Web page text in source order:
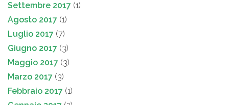
Settembre 2017 (1)
Agosto 2017 (1)
Luglio 2017 (7)
Giugno 2017 (3)
Maggio 2017 (3)
Marzo 2017 (3)
Febbraio 2017 (1)